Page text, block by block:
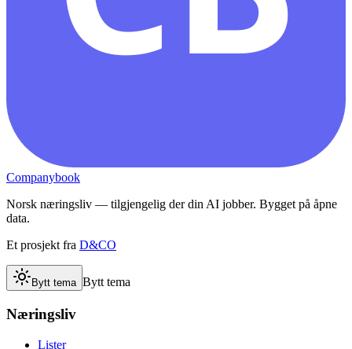
Companybook
Norsk næringsliv — tilgjengelig der din AI jobber. Bygget på åpne
data.
Et prosjekt fra D&CO
Bytt tema Bytt tema
Næringsliv
Lister